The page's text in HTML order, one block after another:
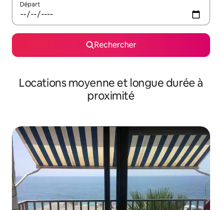
Départ
Rechercher
Locations moyenne et longue durée à
proximité